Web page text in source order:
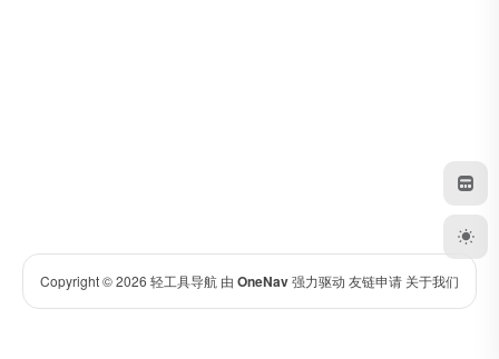
Copyright © 2026 轻工具导航 由 OneNav强力驱动 友链申请 关于我们